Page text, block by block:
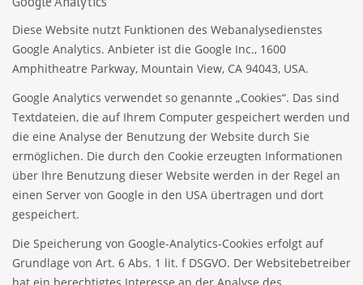
Diese Website nutzt Funktionen des Webanalysedienstes
Google Analytics. Anbieter ist die Google Inc., 1600
Amphitheatre Parkway, Mountain View, CA 94043, USA.
Google Analytics verwendet so genannte „Cookies“. Das sind
Textdateien, die auf Ihrem Computer gespeichert werden und
die eine Analyse der Benutzung der Website durch Sie
ermöglichen. Die durch den Cookie erzeugten Informationen
über Ihre Benutzung dieser Website werden in der Regel an
einen Server von Google in den USA übertragen und dort
gespeichert.
Die Speicherung von Google-Analytics-Cookies erfolgt auf
Grundlage von Art. 6 Abs. 1 lit. f DSGVO. Der Websitebetreiber